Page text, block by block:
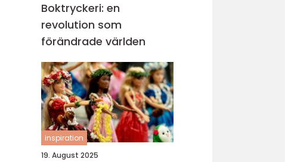
Boktryckeri: en
revolution som
förändrade världen
inspiration
19. August 2025